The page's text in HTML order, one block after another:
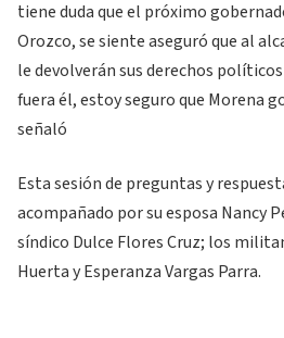
tiene duda que el próximo
Orozco, se siente aseguró que al
le devolverán sus derechos
fuera él, estoy seguro que Morena
señaló
Esta sesión de preguntas y
acompañado por su esposa Nancy
síndico Dulce Flores Cruz; los
Huerta y Esperanza Vargas Parra.